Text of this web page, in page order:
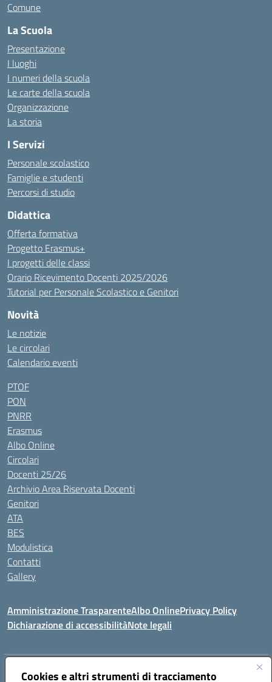
Cookies e altri strumenti di tracciamento
Comune
La Scuola
Presentazione
I luoghi
I numeri della scuola
Le carte della scuola
Organizzazione
La storia
I Servizi
Personale scolastico
Famiglie e studenti
Percorsi di studio
Didattica
Offerta formativa
Progetto Erasmus+
I progetti delle classi
Orario Ricevimento Docenti 2025/2026
Tutorial per Personale Scolastico e Genitori
Novità
Le notizie
Le circolari
Calendario eventi
PTOF
PON
PNRR
Erasmus
Albo Online
Circolari
Docenti 25/26
Archivio Area Riservata Docenti
Genitori
ATA
BES
Modulistica
Contatti
Gallery
Amministrazione TrasparenteAlbo OnlinePrivacy Policy
Dichiarazione di accessibilitàNote legali
Indirizzo:Via Coniugi Crigna – Cap. 89861 – Tropea (VV)